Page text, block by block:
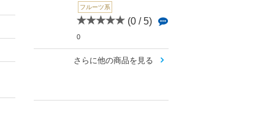
フルーツ系
(0 / 5)
0
さらに他の商品を見る